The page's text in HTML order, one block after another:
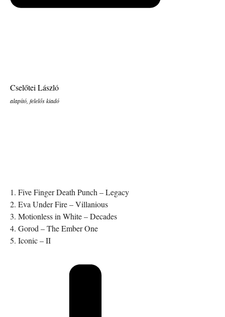
Cselőtei László
alapító, felelős kiadó
1. Five Finger Death Punch – Legacy
2. Eva Under Fire – Villanious
3. Motionless in White – Decades
4. Gorod – The Ember One
5. Iconic – II